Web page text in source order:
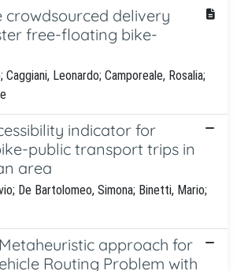
crowdsourced delivery
free-floating bike-
Leonardo; Camporeale, Rosalia;
indicator for
public transport trips in
area
De Bartolomeo, Simona; Binetti, Mario;
approach for
Routing Problem with